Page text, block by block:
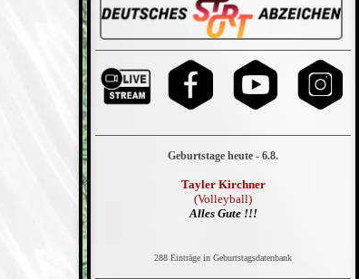
Geburtstage heute - 6.8.
Tayler Kirchner
(Volleyball)
Alles Gute !!!
288 Einträge in Geburtstagsdatenbank